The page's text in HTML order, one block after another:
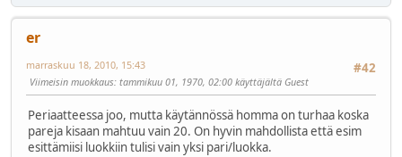
er
#42
marraskuu 18, 2010, 15:43
Viimeisin muokkaus: tammikuu 01, 1970, 02:00 käyttäjältä Guest
Periaatteessa joo, mutta käytännössä homma on turhaa koska
pareja kisaan mahtuu vain 20. On hyvin mahdollista että esim
esittämiisi luokkiin tulisi vain yksi pari/luokka.